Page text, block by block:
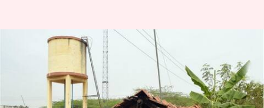
வேங்கைவயல் விவகாரம்:
தேசிய பட்டியலின
ஆணையம் நோட்டீஸ்
எழுதியவர் Sindhuja SM Feb 20, 2023 01:19 pm